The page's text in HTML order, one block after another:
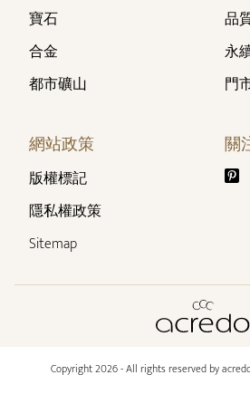
寶石
合金
都市礦山
品
永
門
網站政策
版權標記
隱私權政策
Sitemap
關
Copyright 2026 - All rights reserved by